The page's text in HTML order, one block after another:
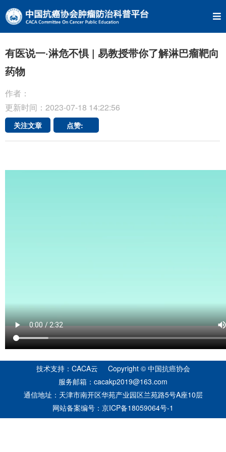
有医说一·淋危不惧 | 易教授带你了解淋巴瘤靶向
药物
作者：
更新时间：2023-07-18 14:22:56
关注文章 点赞:
技术支持：CACA云 Copyright © 中国抗癌协会
服务邮箱：cacakp2019@163.com
通信地址：天津市南开区华苑产业园区兰苑路5号A座10层
网站备案编号： 京ICP备18059064号-1